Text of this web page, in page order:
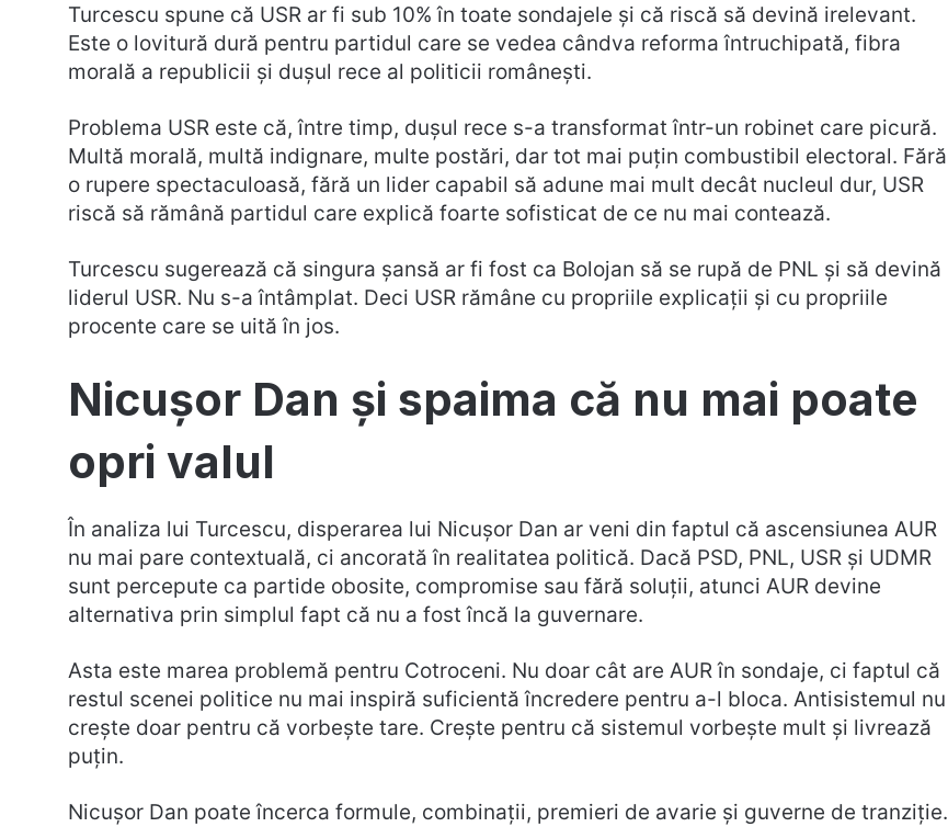
Turcescu spune că USR ar fi sub 10% în toate sondajele și că riscă să devină irelevant.
Este o lovitură dură pentru partidul care se vedea cândva reforma întruchipată, fibra
morală a republicii și dușul rece al politicii românești.
Problema USR este că, între timp, dușul rece s-a transformat într-un robinet care picură.
Multă morală, multă indignare, multe postări, dar tot mai puțin combustibil electoral. Fără
o rupere spectaculoasă, fără un lider capabil să adune mai mult decât nucleul dur, USR
riscă să rămână partidul care explică foarte sofisticat de ce nu mai contează.
Turcescu sugerează că singura șansă ar fi fost ca Bolojan să se rupă de PNL și să devină
liderul USR. Nu s-a întâmplat. Deci USR rămâne cu propriile explicații și cu propriile
procente care se uită în jos.
Nicușor Dan și spaima că nu mai poate
opri valul
În analiza lui Turcescu, disperarea lui Nicușor Dan ar veni din faptul că ascensiunea AUR
nu mai pare contextuală, ci ancorată în realitatea politică. Dacă PSD, PNL, USR și UDMR
sunt percepute ca partide obosite, compromise sau fără soluții, atunci AUR devine
alternativa prin simplul fapt că nu a fost încă la guvernare.
Asta este marea problemă pentru Cotroceni. Nu doar cât are AUR în sondaje, ci faptul că
restul scenei politice nu mai inspiră suficientă încredere pentru a-l bloca. Antisistemul nu
crește doar pentru că vorbește tare. Crește pentru că sistemul vorbește mult și livrează
puțin.
Nicușor Dan poate încerca formule, combinații, premieri de avarie și guverne de tranziție.